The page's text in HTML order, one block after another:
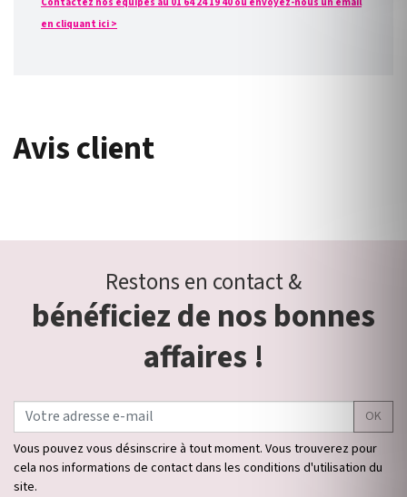
en cliquant ici >
Avis client
Restons en contact &
bénéficiez de nos bonnes
affaires !
OK
Vous pouvez vous désinscrire à tout moment. Vous trouverez pour
cela nos informations de contact dans les conditions d'utilisation du
site.